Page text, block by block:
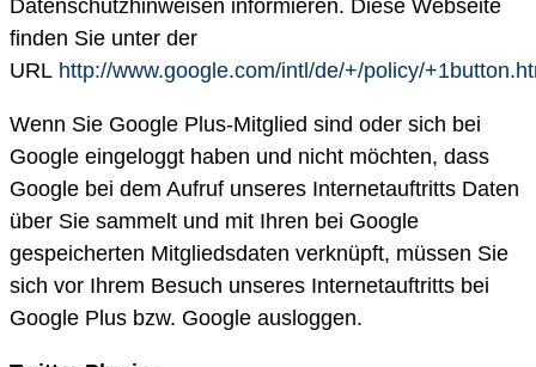
Datenschutzhinweisen informieren. Diese Webseite
finden Sie unter der
URL http://www.google.com/intl/de/+/policy/
Wenn Sie Google Plus-Mitglied sind oder sich bei
Google eingeloggt haben und nicht möchten, dass
Google bei dem Aufruf unseres Internetauftritts Daten
über Sie sammelt und mit Ihren bei Google
gespeicherten Mitgliedsdaten verknüpft, müssen Sie
sich vor Ihrem Besuch unseres Internetauftritts bei
Google Plus bzw. Google ausloggen.